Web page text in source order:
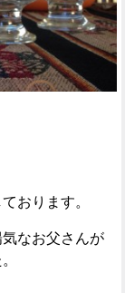
おります。
なお父さんが